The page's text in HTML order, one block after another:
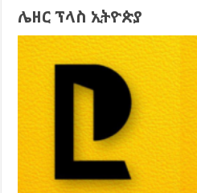
ሌዘር ፕላስ ኢትዮጵያ